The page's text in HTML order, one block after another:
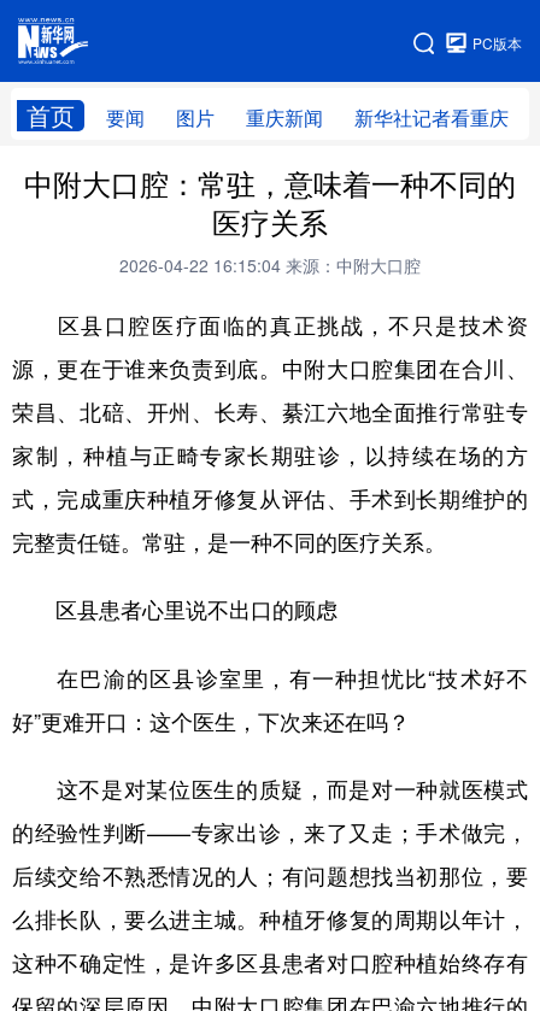
PC版本
首页 要闻 图片 重庆新闻 新华社记者看重庆
网站地图
中附大口腔：常驻，意味着一种不同的
医疗关系
2026-04-22 16:15:04 来源：中附大口腔
区县口腔医疗面临的真正挑战，不只是技术资
源，更在于谁来负责到底。中附大口腔集团在合川、
荣昌、北碚、开州、长寿、綦江六地全面推行常驻专
家制，种植与正畸专家长期驻诊，以持续在场的方
式，完成重庆种植牙修复从评估、手术到长期维护的
完整责任链。常驻，是一种不同的医疗关系。
区县患者心里说不出口的顾虑
在巴渝的区县诊室里，有一种担忧比“技术好不
好”更难开口：这个医生，下次来还在吗？
这不是对某位医生的质疑，而是对一种就医模式
的经验性判断——专家出诊，来了又走；手术做完，
后续交给不熟悉情况的人；有问题想找当初那位，要
么排长队，要么进主城。种植牙修复的周期以年计，
这种不确定性，是许多区县患者对口腔种植始终存有